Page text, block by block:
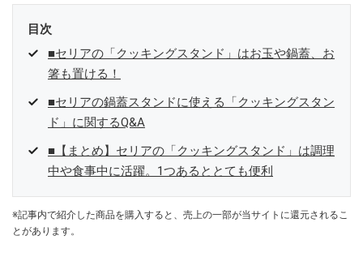
目次
■セリアの「クッキングスタンド」はお玉や鍋蓋、お
箸も置ける！
■セリアの鍋蓋スタンドに使える「クッキングスタン
ド」に関するQ&A
■【まとめ】セリアの「クッキングスタンド」は調理
中や食事中に活躍。1つあるととても便利
※記事内で紹介した商品を購入すると、売上の一部が当サイトに還元されるこ
とがあります。